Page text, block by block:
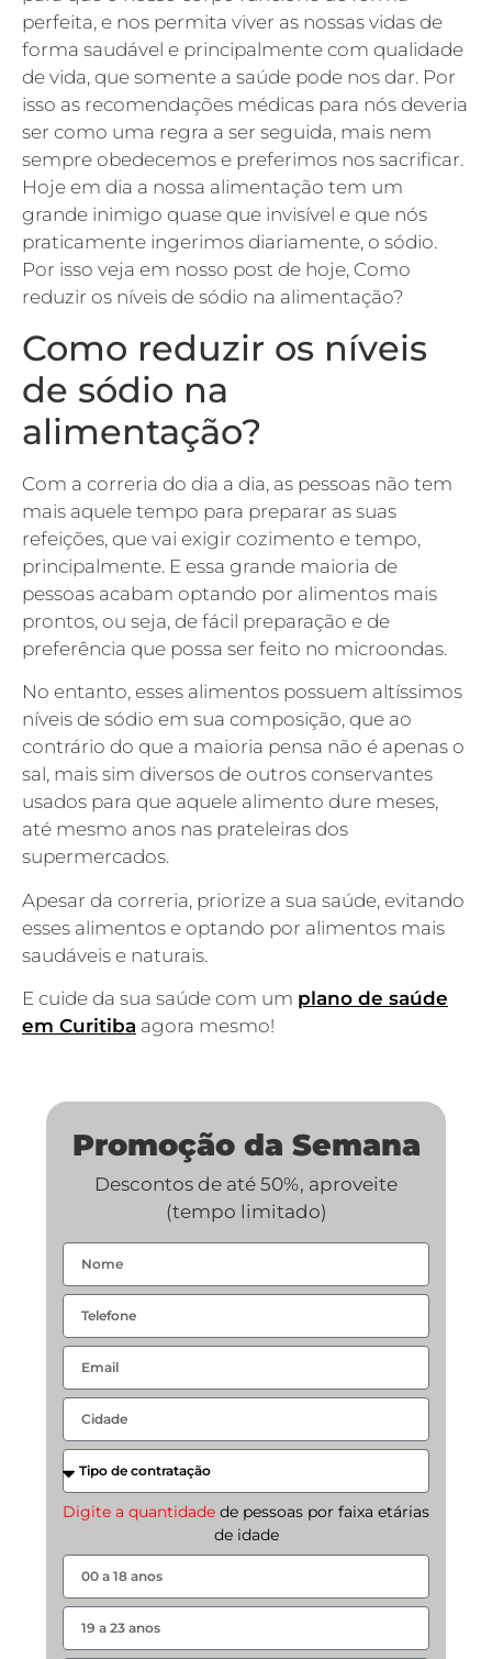
perfeita, e nos permita viver as nossas vidas de
forma saudável e principalmente com qualidade
de vida, que somente a saúde pode nos dar. Por
isso as recomendações médicas para nós deveria
ser como uma regra a ser seguida, mais nem
sempre obedecemos e preferimos nos sacrificar.
Hoje em dia a nossa alimentação tem um
grande inimigo quase que invisível e que nós
praticamente ingerimos diariamente, o sódio.
Por isso veja em nosso post de hoje, Como
reduzir os níveis de sódio na alimentação?
Como reduzir os níveis
de sódio na
alimentação?
Com a correria do dia a dia, as pessoas não tem
mais aquele tempo para preparar as suas
refeições, que vai exigir cozimento e tempo,
principalmente. E essa grande maioria de
pessoas acabam optando por alimentos mais
prontos, ou seja, de fácil preparação e de
preferência que possa ser feito no microondas.
No entanto, esses alimentos possuem altíssimos
níveis de sódio em sua composição, que ao
contrário do que a maioria pensa não é apenas o
sal, mais sim diversos de outros conservantes
usados para que aquele alimento dure meses,
até mesmo anos nas prateleiras dos
supermercados.
Apesar da correria, priorize a sua saúde, evitando
esses alimentos e optando por alimentos mais
saudáveis e naturais.
E cuide da sua saúde com um plano de saúde
em Curitiba agora mesmo!
Promoção da Semana
Descontos de até 50%, aproveite
(tempo limitado)
Digite a quantidade de pessoas por faixa etárias
de idade